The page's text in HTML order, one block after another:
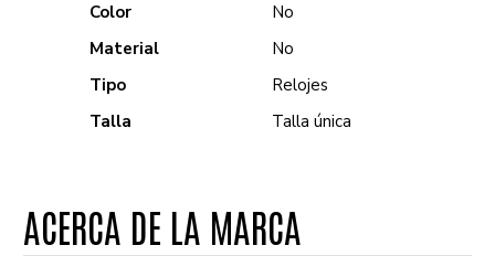
Color
No
Material
No
Tipo
Relojes
Talla
Talla única
ACERCA DE LA MARCA